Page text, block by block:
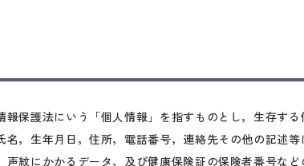
報保護法にいう「個人情報」を指すものとし，生存す
名，生年月日，住所，電話番号，連絡先その他の記述
声紋にかかるデータ，及び健康保険証の保険者番号な